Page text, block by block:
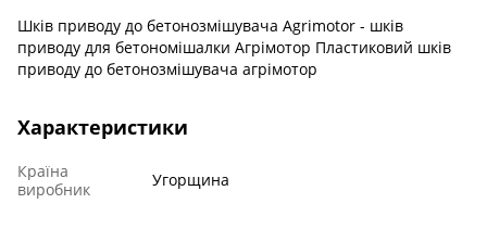
Шків приводу до бетонозмішувача Agrimotor - шків
приводу для бетономішалки Агрімотор Пластиковий шків
приводу до бетонозмішувача агрімотор
Характеристики
Країна
виробник
Угорщина